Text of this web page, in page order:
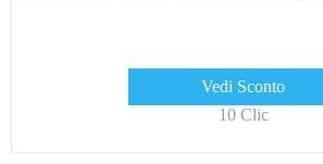
Vedi Sconto
10 Clic